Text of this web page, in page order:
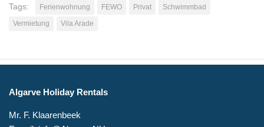
Tags: Ferienwohnung FEWO Privat
Schwimmbad
Vermietung
Vila Arade
Algarve Holiday Rentals
Mr. F. Klaarenbeek